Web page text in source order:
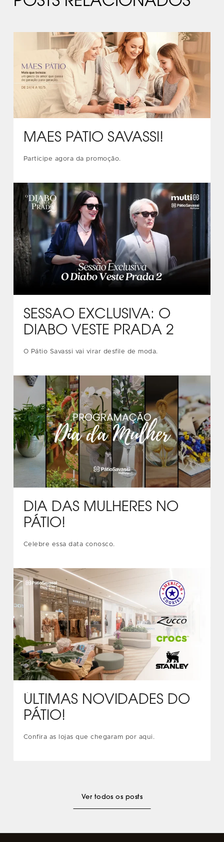
Ver todos os posts
MÃES PÁTIO SAVASSI!
Participe agora da promoção.
SESSÃO EXCLUSIVA: O
DIABO VESTE PRADA 2
O Pátio Savassi vai virar desfile de moda.
DIA DAS MULHERES NO
PÁTIO!
Celebre essa data conosco.
ÚLTIMAS NOVIDADES DO
PÁTIO!
Confira as lojas que chegaram por aqui.